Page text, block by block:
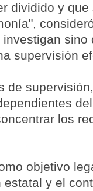
dividido y
sino
supervisión
de
los
objetivo
y el